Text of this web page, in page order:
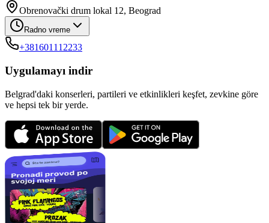
Obrenovački drum lokal 12, Beograd
Radno vreme
+381601112233
Uygulamayı indir
Belgrad'daki konserleri, partileri ve etkinlikleri keşfet, zevkine göre
ve hepsi tek bir yerde.